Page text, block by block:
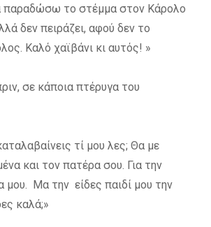
παραδώσω το στέμμα στον Κάρολο
δεν πειράζει, αφού δεν το
Καλό χαϊβάνι κι αυτός! »
σε κάποια πτέρυγα του
τί μου λες; Θα με
και τον πατέρα σου. Για την
μου. Μα την είδες παιδί μου την
καλά;»